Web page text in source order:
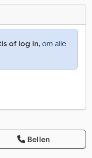
of log in, om alle
Bellen